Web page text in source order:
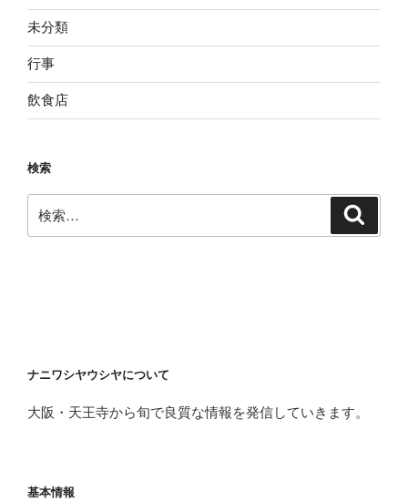
未分類
行事
飲食店
検索
索:
ナニワシヤウシヤについて
大阪・天王寺から旬で良質な情報を発信していきます。
基本情報